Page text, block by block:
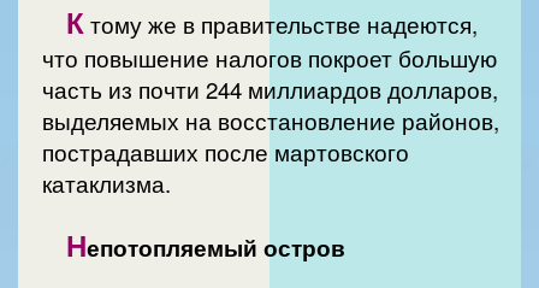
Ктому же в правительстве надеются,
что повышение налогов покроет большую
часть из почти 244 миллиардов долларов,
выделяемых на восстановление районов,
пострадавших после мартовского
катаклизма.
Непотопляемый остров